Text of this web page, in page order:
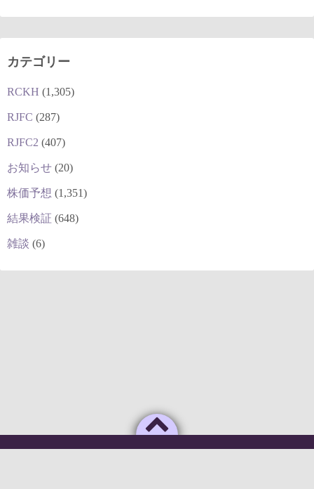
カテゴリー
RCKH (1,305)
RJFC (287)
RJFC2 (407)
お知らせ (20)
株価予想 (1,351)
結果検証 (648)
雑談 (6)